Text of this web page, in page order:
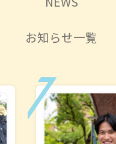
お知らせ一覧